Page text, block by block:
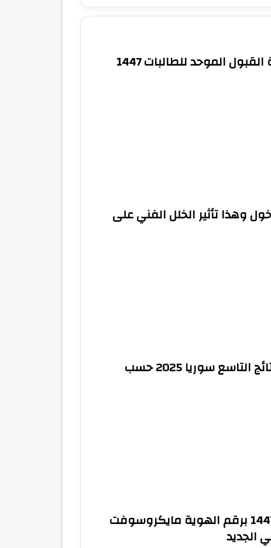
الموحد للطالبات 1447
وهذا تأثير الخلل الفني على
“في 4 خطوات” الاستعلام عن نتائج التاسع سوريا 2025 حسب
منصة مدرستي تسجيل الدخول 1447 برقم الهوية مايكروسوفت
الجديد